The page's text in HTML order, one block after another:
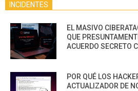
INCIDENTES
EL MASIVO
QUE
ACUERDO SECRETO
POR QUÉ LOS
ACTUALIZADOR DE